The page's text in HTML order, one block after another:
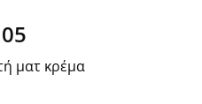
τρέχουσα
τιμή
ματ κρέμα